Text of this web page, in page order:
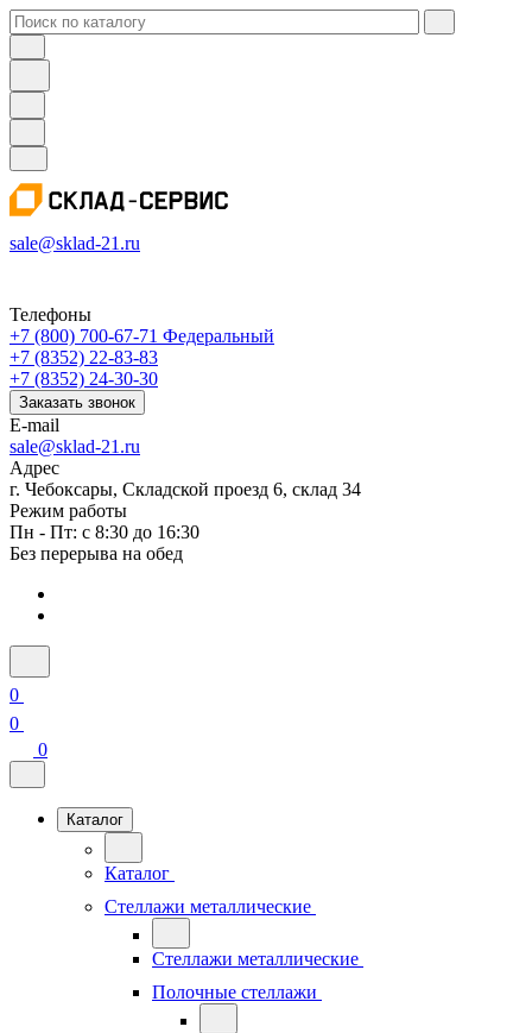
sale@sklad-21.ru
Телефоны
+7 (800) 700-67-71 Федеральный
+7 (8352) 22-83-83
+7 (8352) 24-30-30
Заказать звонок
E-mail
sale@sklad-21.ru
Адрес
г. Чебоксары, Складской проезд 6, склад 34
Режим работы
Пн - Пт: с 8:30 до 16:30
Без перерыва на обед
0
0
0
Каталог
Каталог
Стеллажи металлические
Стеллажи металлические
Полочные стеллажи